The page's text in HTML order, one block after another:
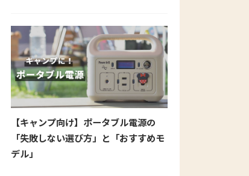
【キャンプ向け】ポータブル電源の
「失敗しない選び方」と「おすすめモ
デル」